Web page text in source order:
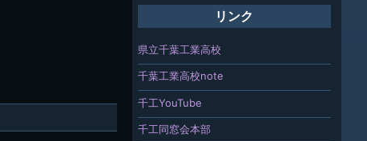
リンク
県立千葉工業高校
千葉工業高校note
千工YouTube
千工同窓会本部